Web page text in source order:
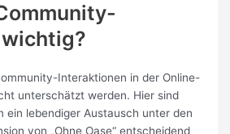
Interaktionen in der Online-
unterschätzt werden. Hier sind
ein lebendiger Austausch unter den
von „Ohne Oase“ entscheidend